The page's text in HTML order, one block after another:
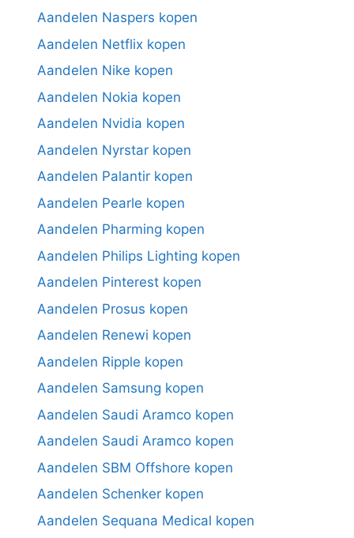
Aandelen Naspers kopen
Aandelen Netflix kopen
Aandelen Nike kopen
Aandelen Nokia kopen
Aandelen Nvidia kopen
Aandelen Nyrstar kopen
Aandelen Palantir kopen
Aandelen Pearle kopen
Aandelen Pharming kopen
Aandelen Philips Lighting kopen
Aandelen Pinterest kopen
Aandelen Prosus kopen
Aandelen Renewi kopen
Aandelen Ripple kopen
Aandelen Samsung kopen
Aandelen Saudi Aramco kopen
Aandelen Saudi Aramco kopen
Aandelen SBM Offshore kopen
Aandelen Schenker kopen
Aandelen Sequana Medical kopen